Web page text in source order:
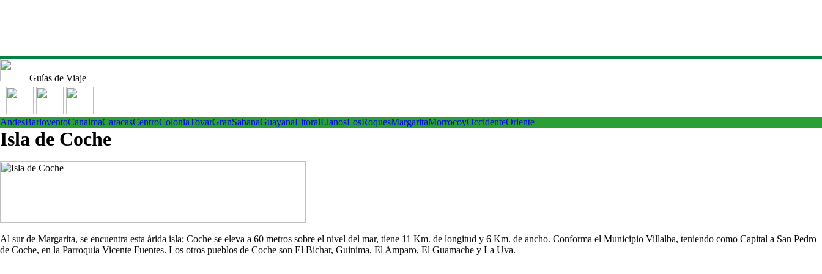
Guías de Viaje
AndesBarloventoCanaimaCaracasCentroColoniaTovarGranSabanaGuayanaLitoralLlanosLosRoquesMargaritaMorrocoyOccidenteOriente
Isla de Coche
Al sur de Margarita, se encuentra esta árida isla; Coche se eleva a 60 metros sobre el nivel del mar, tiene 11 Km. de longitud y 6 Km. de ancho. Conforma el Municipio Villalba, teniendo como Capital a San Pedro
de Coche, en la Parroquia Vicente Fuentes. Los otros pueblos de Coche son El Bichar, Guinima, El Amparo, El Guamache y La Uva.